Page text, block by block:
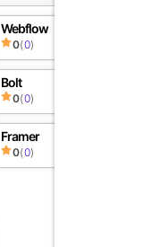
Webflow
0(0)
Bolt
0(0)
Framer
0(0)